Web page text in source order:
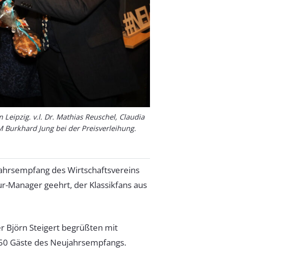
v.l. Dr. Mathias Reuschel, Claudia
Burkhard Jung bei der Preisverleihung.
des Wirtschaftsvereins
Manager geehrt, der Klassikfans aus
Björn Steigert begrüßten mit
Gäste des Neujahrsempfangs.